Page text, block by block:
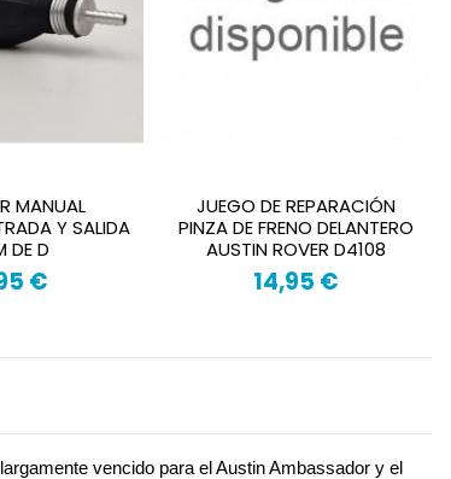
MANUAL
Y SALIDA
DE D
€
JUEGO DE REPARACIÓN
PINZA DE FRENO DELANTERO
AUSTIN ROVER D4108
14,95 €
vencido para el Austin Ambassador y el